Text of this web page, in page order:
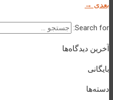
بعدی →
Search for:
آخرین دیدگاه‌ها
بایگانی
دسته‌ها